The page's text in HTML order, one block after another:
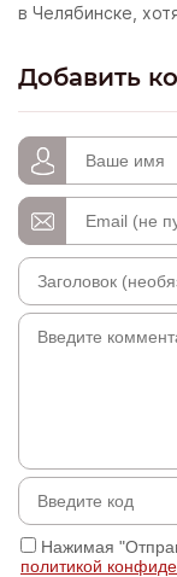
в Челябинске,
Добавить
Нажимая
политикой